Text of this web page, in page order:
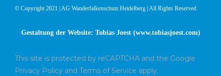
© Copyright 2021 | AG Wanderfalkenschutz Heidelberg | All Rights Reserved
Gestaltung der Website: Tobias Joest (www.tobiasjoest.com)
This site is protected by reCAPTCHA and the Google
Privacy Policy and Terms of Service apply.